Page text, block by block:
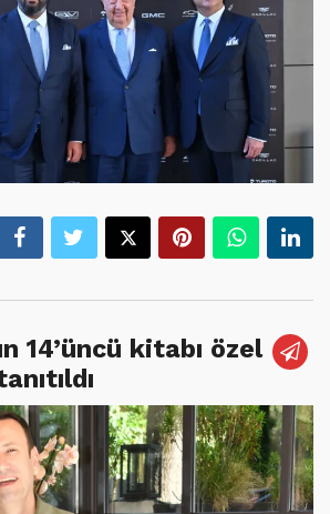
14’üncü kitabı özel